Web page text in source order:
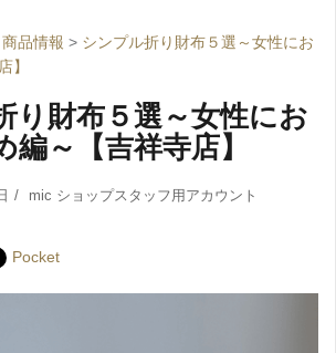
商品情報 > シンプル折り財布５選～女性にお
】
り財布５選～女性にお
編～【吉祥寺店】
mic ショップスタッフ用アカウント
Pocket